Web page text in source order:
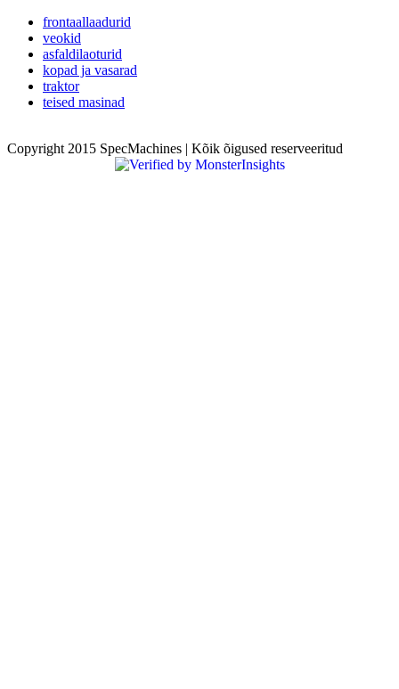
frontaallaadurid
veokid
asfaldilaoturid
kopad ja vasarad
traktor
teised masinad
Copyright 2015 SpecMachines | Kõik õigused reserveeritud